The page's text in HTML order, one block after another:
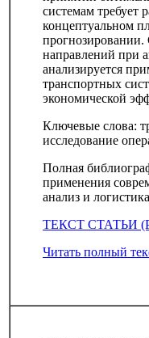
системам требует
концептуальном
прогнозировании.
направлений при
анализируется
транспортных
экономической
Ключевые слова:
исследование
Полная
применения
анализ и
ТЕКСТ СТАТЬИ
Читать полный